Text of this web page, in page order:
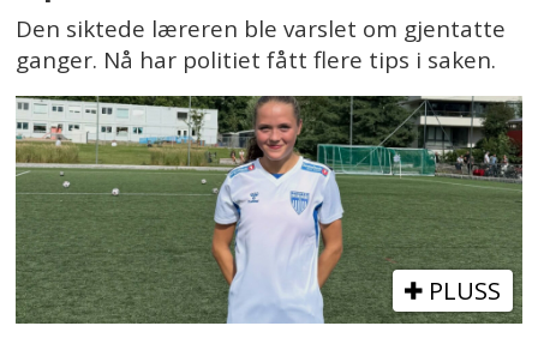
Den siktede læreren ble varslet om gjentatte
ganger. Nå har politiet fått flere tips i saken.
PLUSS